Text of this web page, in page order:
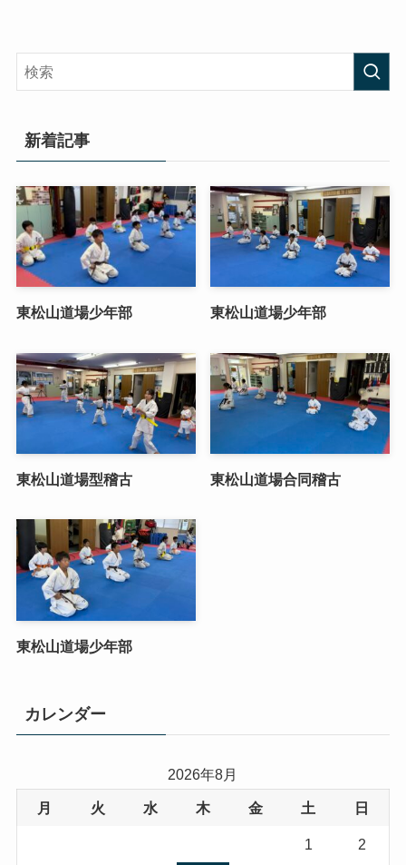
新着記事
東松山道場少年部 東松山道場少年部
東松山道場型稽古 東松山道場合同稽古
東松山道場少年部
カレンダー
2026年8月
月 火 水 木 金 土 日
1 2